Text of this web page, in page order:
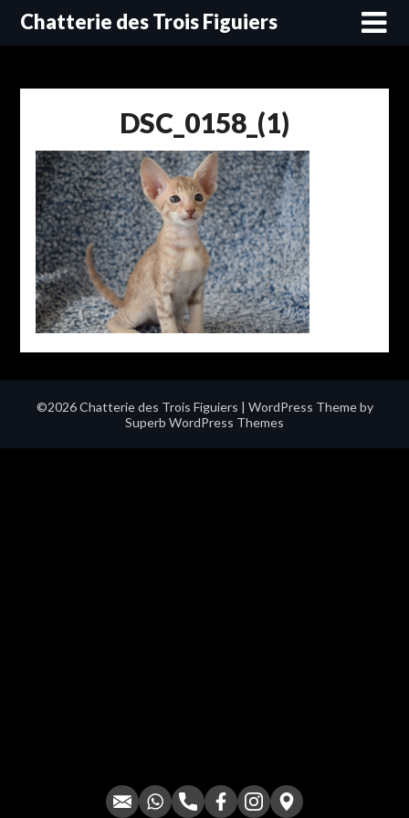
SkipChatterie des Trois Figuiers
DSC_0158_(1)
©2026 Chatterie des Trois Figuiers | WordPress Theme by
Superb WordPress Themes